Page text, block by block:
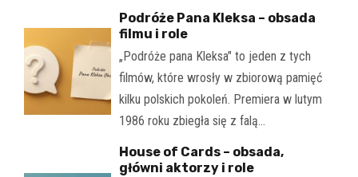
Podróże Pana Kleksa – obsada
filmu i role
„Podróże pana Kleksa" to jeden z tych
filmów, które wrosły w zbiorową pamięć
kilku polskich pokoleń. Premiera w lutym
1986 roku zbiegła się z falą…
House of Cards – obsada,
główni aktorzy i role